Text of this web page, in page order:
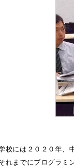
校には２０２０年、
れまでにプログラミ